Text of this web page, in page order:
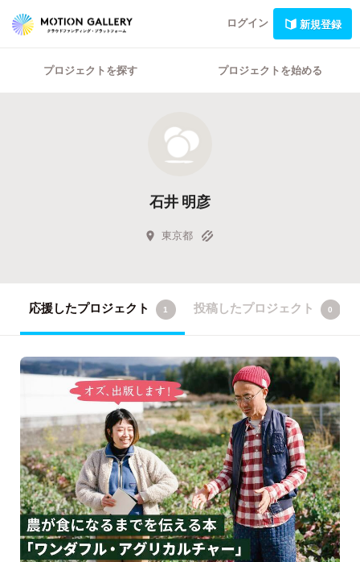
ログイン 新規登録
プロジェクトを探す プロジェクトを始める
石井 明彦
東京都
応援したプロジェクト 1 投稿したプロジェクト 0